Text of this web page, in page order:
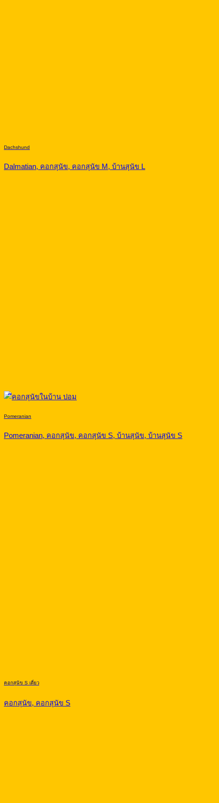
Dachshund
Dalmatian, คอกสุนัข, คอกสุนัข M, บ้านสุนัข L
Pomeranian
Pomeranian, คอกสุนัข, คอกสุนัข S, บ้านสุนัข, บ้านสุนัข S
คอกสุนัข S เดี่ยว
คอกสุนัข, คอกสุนัข S